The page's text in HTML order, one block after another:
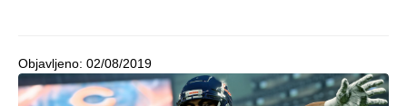
Objavljeno: 02/08/2019